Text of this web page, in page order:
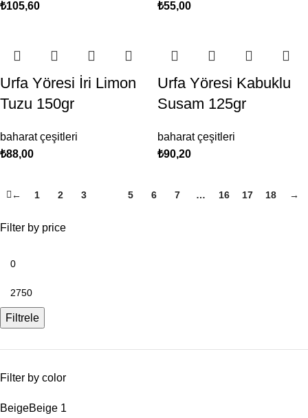
Filter by price
Filtrele
Filter by color
BeigeBeige 1
₺105,60
₺55,00
Urfa Yöresi İri Limon
Tuzu 150gr
baharat çeşitleri
₺88,00
Urfa Yöresi Kabuklu
Susam 125gr
baharat çeşitleri
₺90,20
← 1 2 3 5 6 7 … 16 17 18 →